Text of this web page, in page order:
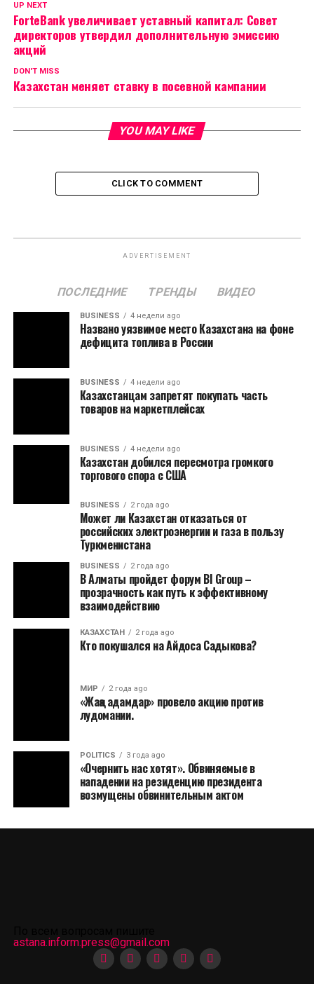
UP NEXT
ForteBank увеличивает уставный капитал: Совет
директоров утвердил дополнительную эмиссию
акций
DON'T MISS
Казахстан меняет ставку в посевной кампании
YOU MAY LIKE
CLICK TO COMMENT
ADVERTISEMENT
ПОСЛЕДНИЕ ТРЕНДЫ ВИДЕО
BUSINESS 4 недели ago
Названо уязвимое место Казахстана на фоне
дефицита топлива в России
BUSINESS 4 недели ago
Казахстанцам запретят покупать часть
товаров на маркетплейсах
BUSINESS 4 недели ago
Казахстан добился пересмотра громкого
торгового спора с США
BUSINESS 2 года ago
Может ли Казахстан отказаться от
российских электроэнергии и газа в пользу
Туркменистана
BUSINESS 2 года ago
В Алматы пройдет форум BI Group –
прозрачность как путь к эффективному
взаимодействию
КАЗАХСТАН 2 года ago
Кто покушался на Айдоса Садыкова?
МИР 2 года ago
«Жаңа адамдар» провело акцию против
лудомании.
POLITICS 3 года ago
«Очернить нас хотят». Обвиняемые в
нападении на резиденцию президента
возмущены обвинительным актом
astana.inform.press@gmail.com